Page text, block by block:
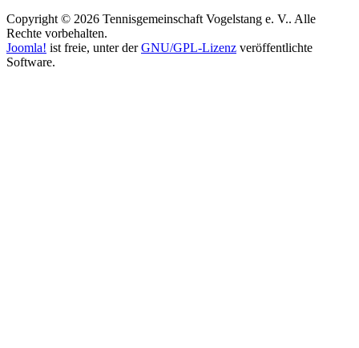
Copyright © 2026 Tennisgemeinschaft Vogelstang e. V.. Alle
Rechte vorbehalten.
Joomla! ist freie, unter derGNU/GPL-Lizenz veröffentlichte
Software.